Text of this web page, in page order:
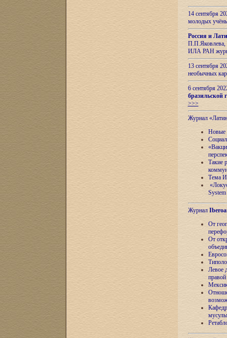
14 сентября
молодых
Россия и
П.П.Яковлева,
ИЛА РАН
13 сентября
необычных
6 сентября
бразильской
>>>
Журнал
Новые
Такие
Тема
Журнал
От
От
Левое